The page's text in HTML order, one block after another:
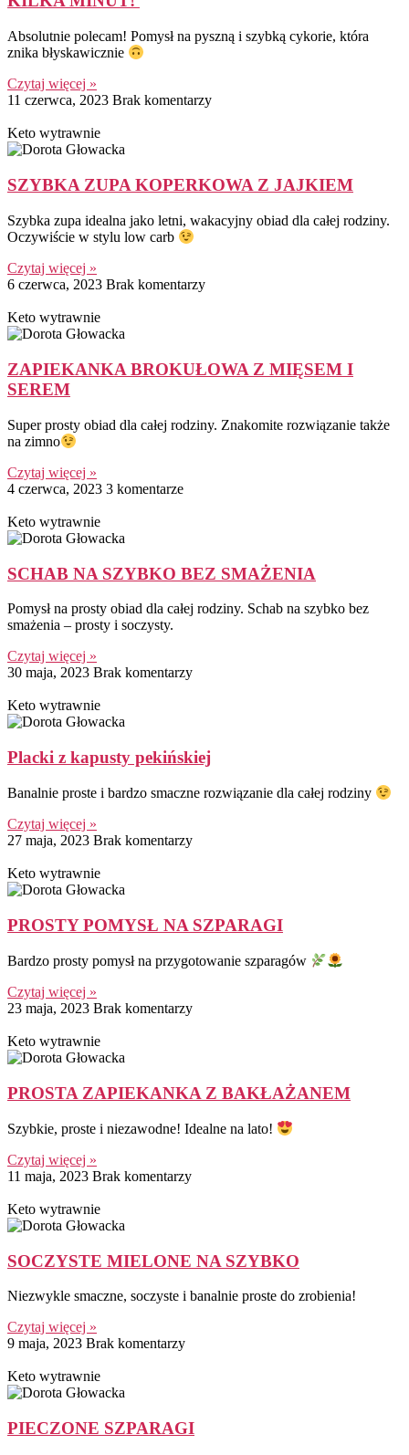
Absolutnie polecam! Pomysł na pyszną i szybką cykorie, która
znika błyskawicznie
Czytaj więcej »
11 czerwca, 2023 Brak komentarzy
Keto wytrawnie
SZYBKA ZUPA KOPERKOWA Z JAJKIEM
Szybka zupa idealna jako letni, wakacyjny obiad dla całej rodziny.
Oczywiście w stylu low carb
Czytaj więcej »
6 czerwca, 2023 Brak komentarzy
Keto wytrawnie
ZAPIEKANKA BROKUŁOWA Z MIĘSEM I
SEREM
Super prosty obiad dla całej rodziny. Znakomite rozwiązanie także
na zimno
Czytaj więcej »
4 czerwca, 2023 3 komentarze
Keto wytrawnie
SCHAB NA SZYBKO BEZ SMAŻENIA
Pomysł na prosty obiad dla całej rodziny. Schab na szybko bez
smażenia – prosty i soczysty.
Czytaj więcej »
30 maja, 2023 Brak komentarzy
Keto wytrawnie
Placki z kapusty pekińskiej
Banalnie proste i bardzo smaczne rozwiązanie dla całej rodziny
Czytaj więcej »
27 maja, 2023 Brak komentarzy
Keto wytrawnie
PROSTY POMYSŁ NA SZPARAGI
Bardzo prosty pomysł na przygotowanie szparagów
Czytaj więcej »
23 maja, 2023 Brak komentarzy
Keto wytrawnie
PROSTA ZAPIEKANKA Z BAKŁAŻANEM
Szybkie, proste i niezawodne! Idealne na lato!
Czytaj więcej »
11 maja, 2023 Brak komentarzy
Keto wytrawnie
SOCZYSTE MIELONE NA SZYBKO
Niezwykle smaczne, soczyste i banalnie proste do zrobienia!
Czytaj więcej »
9 maja, 2023 Brak komentarzy
Keto wytrawnie
PIECZONE SZPARAGI